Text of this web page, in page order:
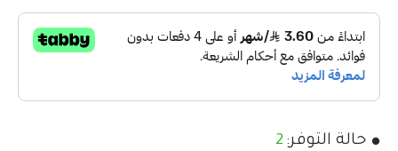
حالة التوفر: 2